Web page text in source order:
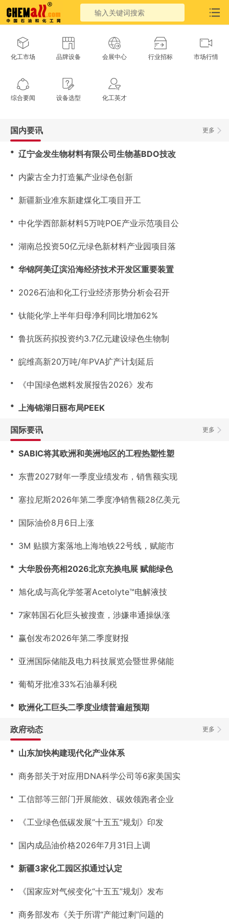
化工市场 品牌设备 会展中心 行业招标 市场行情
综合要闻 设备选型 化工英才
更多
国内要讯
・ 辽宁金发生物材料有限公司生物基BDO技改
・ 内蒙古全力打造氟产业绿色创新
・ 新疆新业准东新建煤化工项目开工
・ 中化学西部新材料5万吨POE产业示范项目公
・ 湖南总投资50亿元绿色新材料产业园项目落
・ 华锦阿美辽滨沿海经济技术开发区重要装置
・ 2026石油和化工行业经济形势分析会召开
・ 钛能化学上半年归母净利同比增加62%
・ 鲁抗医药拟投资约3.7亿元建设绿色生物制
・ 皖维高新20万吨/年PVA扩产计划延后
・ 《中国绿色燃料发展报告2026》发布
・ 上海锦湖日丽布局PEEK
更多
国际要讯
・ SABIC将其欧洲和美洲地区的工程热塑性塑
・ 东曹2027财年一季度业绩发布，销售额实现
・ 塞拉尼斯2026年第二季度净销售额28亿美元
・ 国际油价8月6日上涨
・ 3M 贴膜方案落地上海地铁22号线，赋能市
・ 大华股份亮相2026北京充换电展 赋能绿色
・ 旭化成与高化学签署Acetolyte™电解液技
・ 7家韩国石化巨头被搜查，涉嫌串通操纵涨
・ 赢创发布2026年第二季度财报
・ 亚洲国际储能及电力科技展览会暨世界储能
・ 葡萄牙批准33%石油暴利税
・ 欧洲化工巨头二季度业绩普遍超预期
更多
政府动态
・ 山东加快构建现代化产业体系
・ 商务部关于对应用DNA科学公司等6家美国实
・ 工信部等三部门开展能效、碳效领跑者企业
・ 《工业绿色低碳发展“十五五”规划》印发
・ 国内成品油价格2026年7月31日上调
・ 新疆3家化工园区拟通过认定
・ 《国家应对气候变化“十五五”规划》发布
・ 商务部发布《关于所谓“产能过剩”问题的